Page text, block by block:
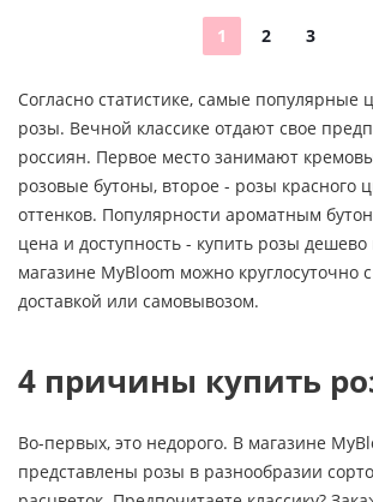
1 2 3
Согласно статистике, самые популярные
розы. Вечной классике отдают свое
россиян. Первое место занимают
розовые бутоны, второе - розы красного
оттенков. Популярности ароматным
цена и доступность - купить розы дешево
магазине MyBloom можно круглосуточно
доставкой или самовывозом.
4 причины купить
Во-первых, это недорого. В магазине
представлены розы в разнообразии